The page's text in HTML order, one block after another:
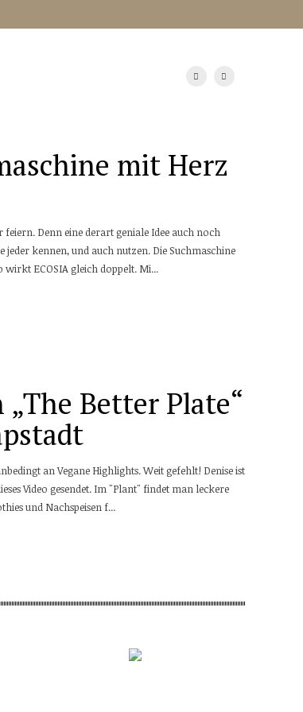
mit Herz
Denn eine derart geniale Idee auch noch
jeder kennen, und auch nutzen. Die Suchmaschine
ECOSIA gleich doppelt. Mi...
Better Plate“
an Vegane Highlights. Weit gefehlt! Denise ist
Video gesendet. Im "Plant" findet man leckere
und Nachspeisen f...